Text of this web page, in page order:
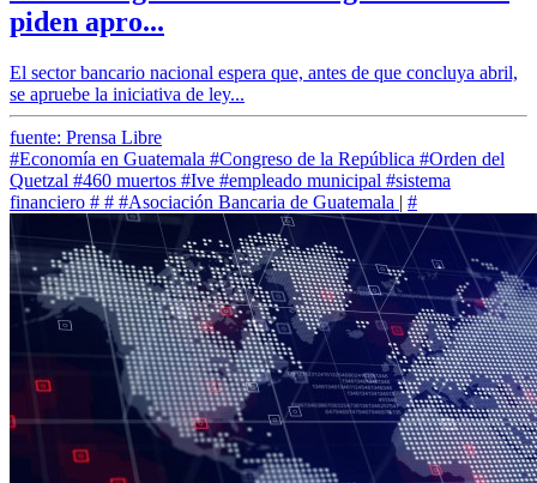
piden apro...
El sector bancario nacional espera que, antes de que concluya abril,
se apruebe la iniciativa de ley...
fuente: Prensa Libre
#Economía en Guatemala #Congreso de la República #Orden del
Quetzal #460 muertos #Ive #empleado municipal #sistema
financiero # # #Asociación Bancaria de Guatemala | #